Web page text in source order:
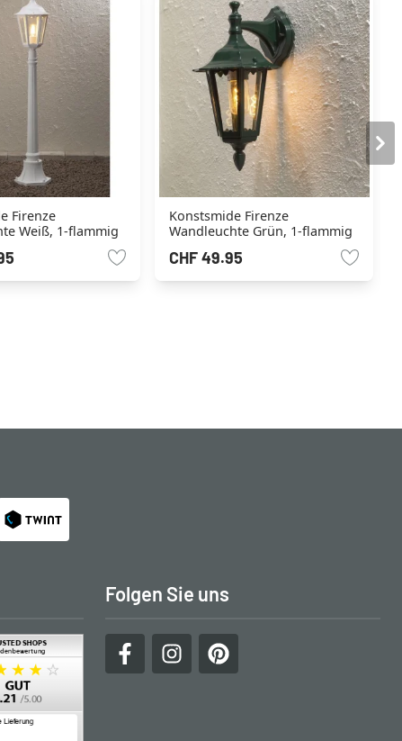
Firenze
Weiß, 1-flammig
Konstsmide Firenze
Wandleuchte Grün, 1-flammig
CHF 49.95
Folgen Sie uns